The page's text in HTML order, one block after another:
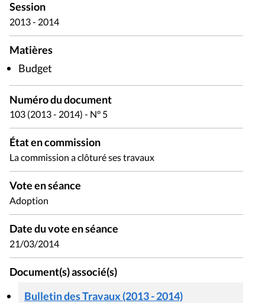
Session
2013 - 2014
Matières
Budget
Numéro du document
103 (2013 - 2014) - N° 5
État en commission
La commission a clôturé ses travaux
Vote en séance
Adoption
Date du vote en séance
21/03/2014
Document(s) associé(s)
Bulletin des Travaux (2013 - 2014)